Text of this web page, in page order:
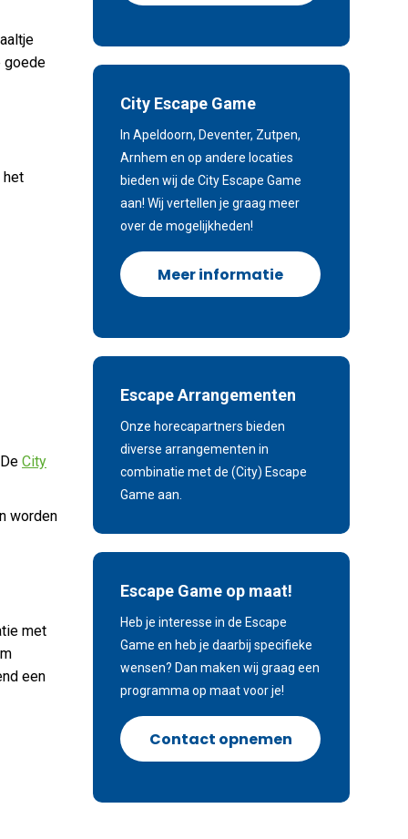
goede
het
City
worden
met
een
City Escape Game
In Apeldoorn, Deventer, Zutpen,
Arnhem en op andere locaties
bieden wij de City Escape Game
aan! Wij vertellen je graag meer
over de mogelijkheden!
Meer informatie
Escape Arrangementen
Onze horecapartners bieden
diverse arrangementen in
combinatie met de (City) Escape
Game aan.
Escape Game op maat!
Heb je interesse in de Escape
Game en heb je daarbij specifieke
wensen? Dan maken wij graag een
programma op maat voor je!
Contact opnemen